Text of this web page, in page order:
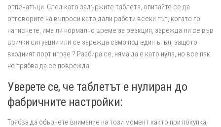
отпечатъци. След като задържите таблета, опитайте се да
отговорите на въпроси като дали работи всеки път, когато го
натиснете, има ли нормално време за реакция, зарежда ли се във
всички ситуации или се зарежда само под един ъгъл, защото
входният порт играе ? Разбира се, няма да е като нула, но все пак
не трябва да се поврежда.
Уверете се, че таблетът е нулиран до
фабричните настройки:
Трябва да обърнете внимание на този момент както при покупка,